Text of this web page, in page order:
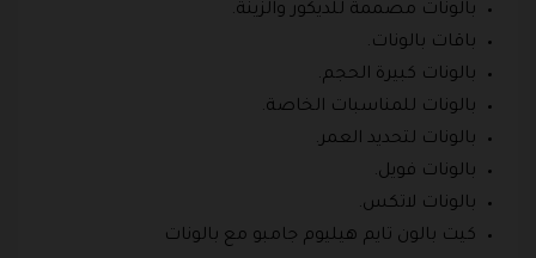
بالونات مصممة للديكور والزينة.
باقات بالونات.
بالونات كبيرة الحجم.
بالونات للمناسبات الخاصة.
بالونات لتحديد العمر.
بالونات فويل.
بالونات لاتكس.
كيت بالون تايم هيليوم جامبو مع بالونات